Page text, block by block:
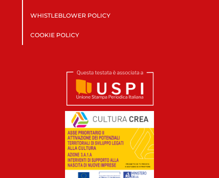
WHISTLEBLOWER POLICY
COOKIE POLICY